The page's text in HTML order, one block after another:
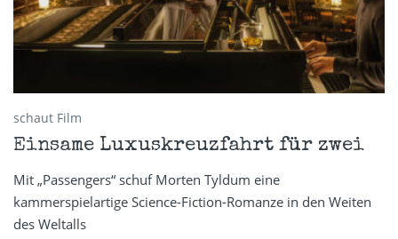
schaut Film
Einsame Luxuskreuzfahrt für zwei
Mit „Passengers“ schuf Morten Tyldum eine
kammerspielartige Science-Fiction-Romanze in den Weiten
des Weltalls